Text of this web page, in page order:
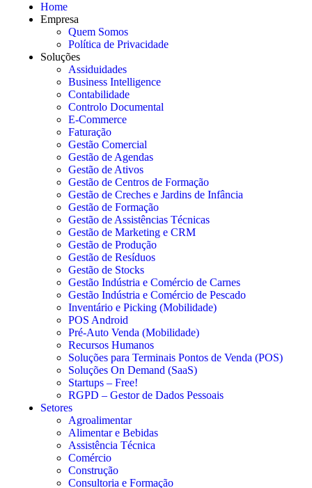
Home
Empresa
Quem Somos
Política de Privacidade
Soluções
Assiduidades
Business Intelligence
Contabilidade
Controlo Documental
E-Commerce
Faturação
Gestão Comercial
Gestão de Agendas
Gestão de Ativos
Gestão de Centros de Formação
Gestão de Creches e Jardins de Infância
Gestão de Formação
Gestão de Assistências Técnicas
Gestão de Marketing e CRM
Gestão de Produção
Gestão de Resíduos
Gestão de Stocks
Gestão Indústria e Comércio de Carnes
Gestão Indústria e Comércio de Pescado
Inventário e Picking (Mobilidade)
POS Android
Pré-Auto Venda (Mobilidade)
Recursos Humanos
Soluções para Terminais Pontos de Venda (POS)
Soluções On Demand (SaaS)
Startups – Free!
RGPD – Gestor de Dados Pessoais
Setores
Agroalimentar
Alimentar e Bebidas
Assistência Técnica
Comércio
Construção
Consultoria e Formação